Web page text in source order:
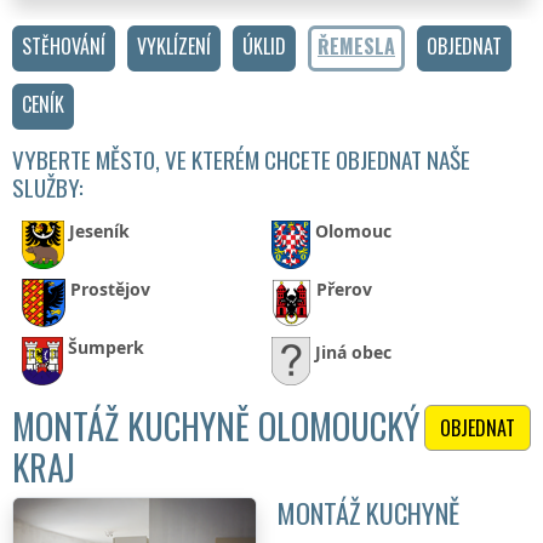
STĚHOVÁNÍ VYKLÍZENÍ ÚKLID ŘEMESLA
OBJEDNAT
CENÍK
VYBERTE MĚSTO, VE KTERÉM CHCETE OBJEDNAT NAŠE
SLUŽBY:
Jeseník Olomouc
Prostějov Přerov
Šumperk Jiná obec
OBJEDNAT
MONTÁŽ KUCHYNĚ OLOMOUCKÝ
KRAJ
MONTÁŽ KUCHYNĚ